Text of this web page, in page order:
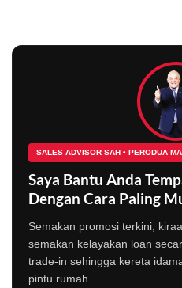
SALES ADVISOR SAH • PERODUA
Saya Bantu Anda
Dengan Cara Paling
Semakan promosi terkini,
semakan kelayakan loan
trade-in sehingga kereta
pintu rumah.